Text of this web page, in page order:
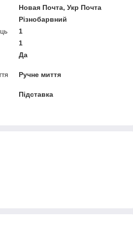
Новая Почта, Укр Почта
Різнобарвний
1
1
Да
Ручне миття
Підставка